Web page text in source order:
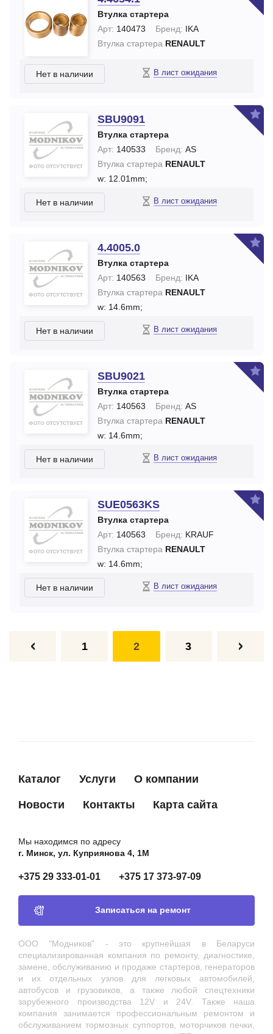
Втулка стартера
Арт: 140473 Бренд: IKA
Втулка стартера RENAULT
Нет в наличии В лист ожидания
SBU9091
Втулка стартера
Арт: 140533 Бренд: AS
Втулка стартера RENAULT
w: 12.01mm;
Нет в наличии В лист ожидания
4.4005.0
Втулка стартера
Арт: 140563 Бренд: IKA
Втулка стартера RENAULT
w: 14.6mm;
Нет в наличии В лист ожидания
SBU9021
Втулка стартера
Арт: 140563 Бренд: AS
Втулка стартера RENAULT
w: 14.6mm;
Нет в наличии В лист ожидания
SUE0563KS
Втулка стартера
Арт: 140563 Бренд: KRAUF
Втулка стартера RENAULT
w: 14.6mm;
Нет в наличии В лист ожидания
1 2 3
Каталог Услуги О компании
Новости Контакты Карта сайта
Мы находимся по адресу
г. Минск, ул. Куприянова 4, 1М
+375 29 333-01-01 +375 17 373-97-09
Записаться на ремонт
ООО "Модников" - это крупнейшая в Беларуси
специализированная компания по ремонту, диагностике,
замене, обслуживанию и продаже стартеров, генераторов
и их отдельных узлов для легковых автомобилей,
автобусов и грузовиков, а также любой спецтехники
зарубежного производства 12V и 24V. Также наша
компания занимается профессиональным ремонтом и
обслуживанием тормозных суппортов, моторчиков печки,